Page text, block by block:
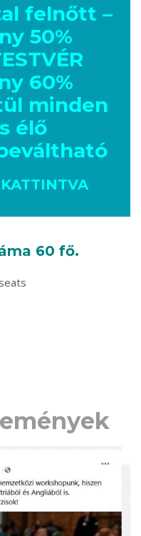
felnőtt –
50%
60%
minden
élő
60 fő.